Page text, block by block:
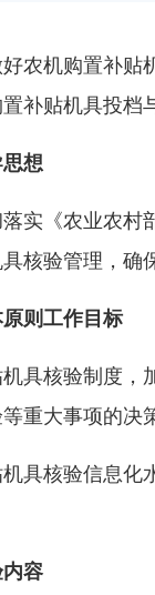
农机购置补贴
补贴机具投档
想
实《农业农村
核验管理，确
则工作目标
具核验制度，
重大事项的决
具核验信息化
容